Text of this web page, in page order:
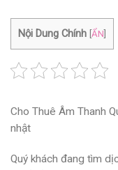
Nội Dung Chính ẨN
Cho Thuê Âm Thanh
nhật
Quý khách đang tìm